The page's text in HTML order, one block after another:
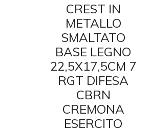
CREST IN
METALLO
SMALTATO
BASE LEGNO
22,5X17,5CM 7
RGT DIFESA
CBRN
CREMONA
ESERCITO